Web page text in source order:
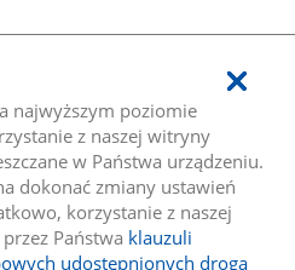
najwyższym poziomie
z naszej witryny
w Państwa urządzeniu.
dokonać zmiany ustawień
korzystanie z naszej
Państwa klauzuli
udostępnionych drogą